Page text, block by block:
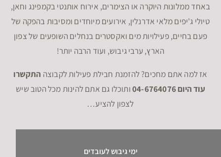
באחד ממלונות היוקרה או הצימרים, אירוח אותנטי בקמפינג וחאן,
טיולי ג'יפים מלאי אדרנלין, אירועים מיוחדים ומסיבות בהפקה של
פעם בחיים, פעילויות מים ואקסטרים בנחלים השופעים של צפון
הארץ, ערבי גיבוש, ועוד הרבה יותר!
אז למה אתם מחכים? להזמנת חבילת פעילות לקבוצה התקשרו
עוד היום 04-6764076
ותוכלו גם אתם להינות מכל הטוב שיש
לצפון להציע…
ימי גיבוש לעובדים